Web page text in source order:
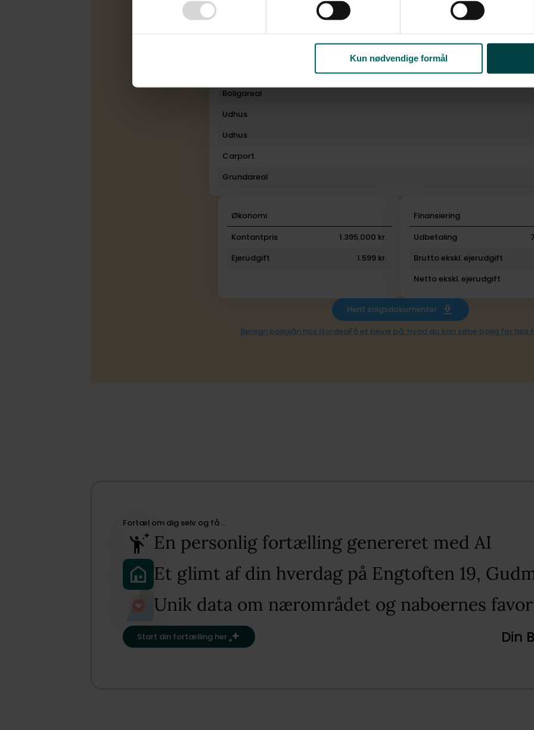
Kun nødvendige formål
Boligareal
Udhus
Udhus
Carport
Grundareal
Økonomi
Kontantpris
1.395.000 kr.
Ejerudgift
1.599 kr.
Finansiering
Udbetaling
Brutto ekskl. ejerudgift
Netto ekskl. ejerudgift
Hent salgsdokumenter
Beregn boliglån hos NordeaFå et bevis på, hvad du kan købe bolig for hos
Fortæl om dig selv og få …​
En personlig fortælling genereret med AI​
Et glimt af din hverdag på Engtoften 19,
Unik data om nærområdet og naboernes
Start din fortælling her Din